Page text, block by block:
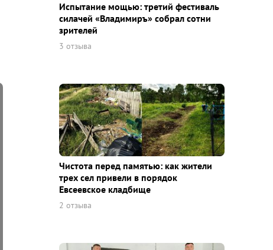
Испытание мощью: третий фестиваль
силачей «Владимиръ» собрал сотни
зрителей
3 отзыва
Чистота перед памятью: как жители
трех сел привели в порядок
Евсеевское кладбище
2 отзыва